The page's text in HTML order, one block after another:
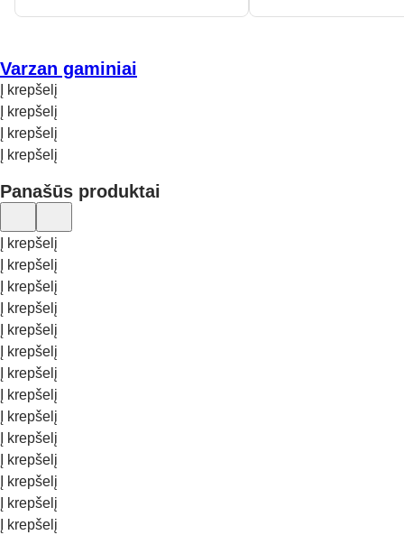
Varzan gaminiai
Į krepšelį
Į krepšelį
Į krepšelį
Į krepšelį
Panašūs produktai
Į krepšelį
Į krepšelį
Į krepšelį
Į krepšelį
Į krepšelį
Į krepšelį
Į krepšelį
Į krepšelį
Į krepšelį
Į krepšelį
Į krepšelį
Į krepšelį
Į krepšelį
Į krepšelį